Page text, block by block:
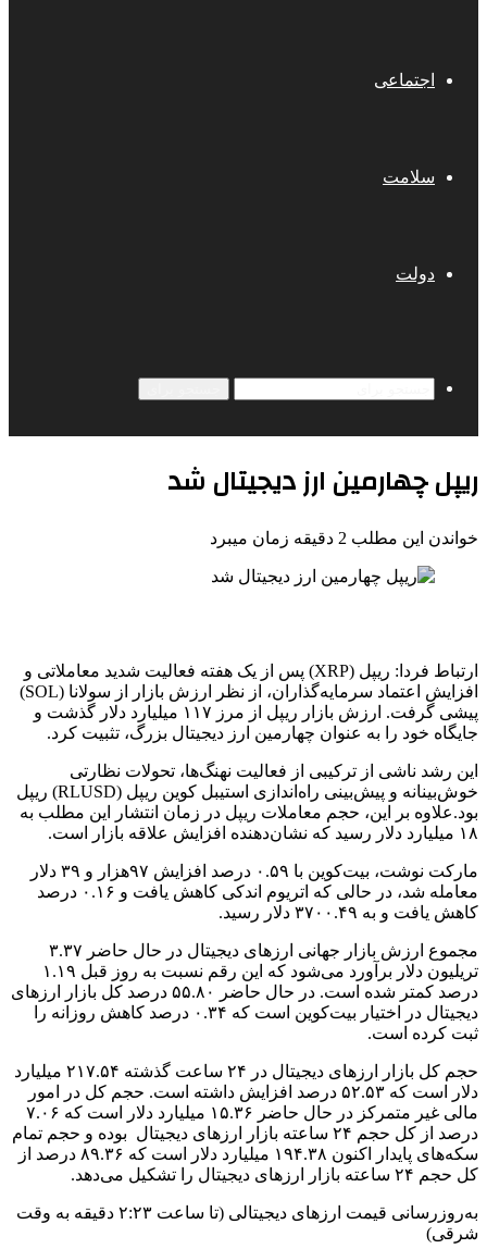
اجتماعی
سلامت
دولت
ریپل چهارمین ارز دیجیتال شد
خواندن این مطلب 2 دقیقه زمان میبرد
ارتباط فردا: ریپل (XRP) پس از یک هفته فعالیت شدید معاملاتی و
افزایش اعتماد سرمایه‌گذاران، از نظر ارزش بازار از سولانا (SOL)
پیشی گرفت. ارزش بازار ریپل از مرز ۱۱۷ میلیارد دلار گذشت و
جایگاه خود را به عنوان چهارمین ارز دیجیتال بزرگ، تثبیت کرد.
این رشد ناشی از ترکیبی از فعالیت نهنگ‌ها، تحولات نظارتی
خوش‌بینانه و پیش‌بینی راه‌اندازی استیبل کوین ریپل (RLUSD) ریپل
بود.علاوه بر این، حجم معاملات ریپل در زمان انتشار این مطلب به
۱۸ میلیارد دلار رسید که نشان‌دهنده افزایش علاقه بازار است.
مارکت نوشت، بیت‌کوین با ۰.۵۹ درصد افزایش ۹۷هزار و ۳۹ دلار
معامله شد، در حالی که اتریوم اندکی کاهش یافت و ۰.۱۶ درصد
کاهش یافت و به ۳۷۰۰.۴۹ دلار رسید.
مجموع ارزش بازار جهانی ارزهای دیجیتال در حال حاضر ۳.۳۷
تریلیون دلار برآورد می‌شود که این رقم نسبت به روز قبل ۱.۱۹
درصد کمتر شده است. در حال حاضر ۵۵.۸۰ درصد کل بازار ارزهای
دیجیتال در اختیار بیت‌کوین است که ۰.۳۴ درصد کاهش روزانه را
ثبت کرده است.
حجم کل بازار ارزهای دیجیتال در ۲۴ ساعت گذشته ۲۱۷.۵۴ میلیارد
دلار است که ۵۲.۵۳ درصد افزایش داشته است. حجم کل در امور
مالی غیر متمرکز در حال حاضر ۱۵.۳۶ میلیارد دلار است که ۷.۰۶
درصد از کل حجم ۲۴ ساعته بازار ارزهای دیجیتال بوده و حجم تمام
سکه‌های پایدار اکنون ۱۹۴.۳۸ میلیارد دلار است که ۸۹.۳۶ درصد از
کل حجم ۲۴ ساعته بازار ارزهای دیجیتال را تشکیل می‌دهد.
به‌روزرسانی قیمت ارزهای دیجیتالی (تا ساعت ۲:۲۳ دقیقه به وقت
شرقی)